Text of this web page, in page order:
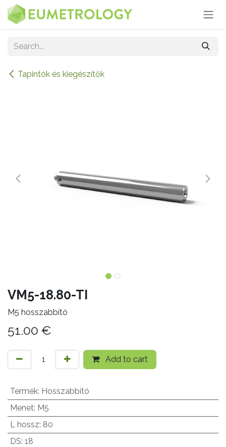
Skip to Content
Tapintók és kiegészítők
VM5-18.80-TI
M5 hosszabbító
51.00 €
Add to cart
Termék: Hosszabbító
Menet: M5
L hossz: 80
DS: 18